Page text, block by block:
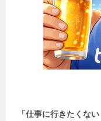
「仕事に行きたくない